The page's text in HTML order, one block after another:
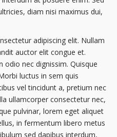
diam nisi maximus dui,
adipiscing elit. Nullam
auctor elit congue et.
odio nec dignissim. Quisque
luctus in sem quis
vel tincidunt a, pretium nec
ullamcorper consectetur nec,
pulvinar, lorem eget aliquet
in fermentum libero metus
sed dapibus interdum,